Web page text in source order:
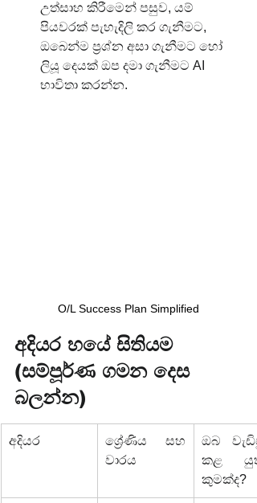
උත්සාහ කිරීමෙන් පසුව, යම්
පියවරක් පැහැදිලි කර ගැනීමට,
ඔබෙන්ම ප්‍රශ්න අසා ගැනීමට හෝ
ලියූ දෙයක් ඔප දමා ගැනීමට AI
භාවිතා කරන්න.
O/L Success Plan Simplified
අදියර හයේ සිතියම
(සම්පූර්ණ ගමන දෙස
බලන්න)
අදියර
ශ්‍රේණිය සහ
වාරය
ඔබ
කළ
කුමක්ද?